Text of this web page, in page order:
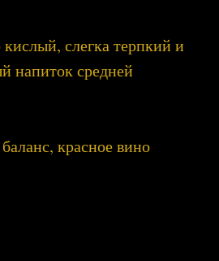
слегка терпкий и
напиток средней
красное вино